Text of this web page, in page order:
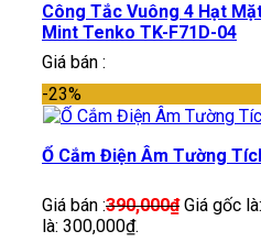
Công Tắc Vuông 4 Hạt
Mint Tenko TK-F71D-04
Giá bán :
-23%
Ổ Cắm Điện Âm Tường
Giá bán :390,000₫ Giá gốc
là: 300,000₫.